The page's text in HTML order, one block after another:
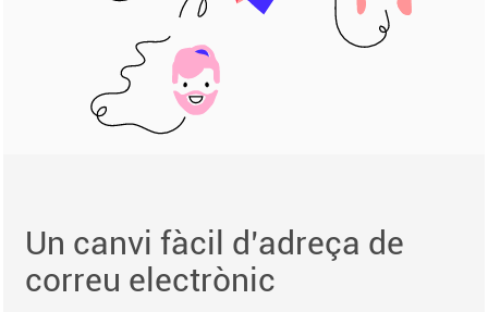
Un canvi fàcil d’adreça de
correu electrònic